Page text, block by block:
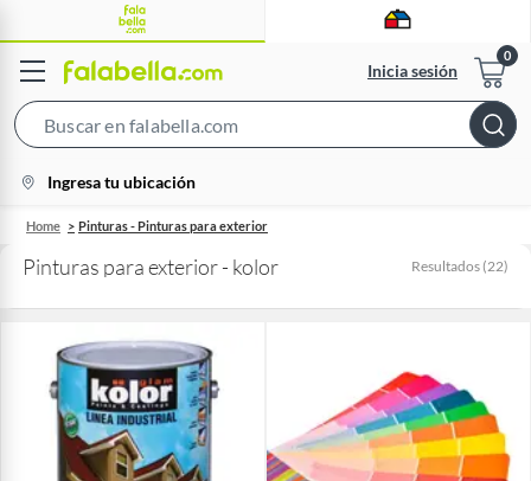
Inicia sesión
Bar
location-
icon
Ingresa tu ubicación
Home Pinturas - Pinturas para exterior
Pinturas para exterior - kolor Resultados (22)